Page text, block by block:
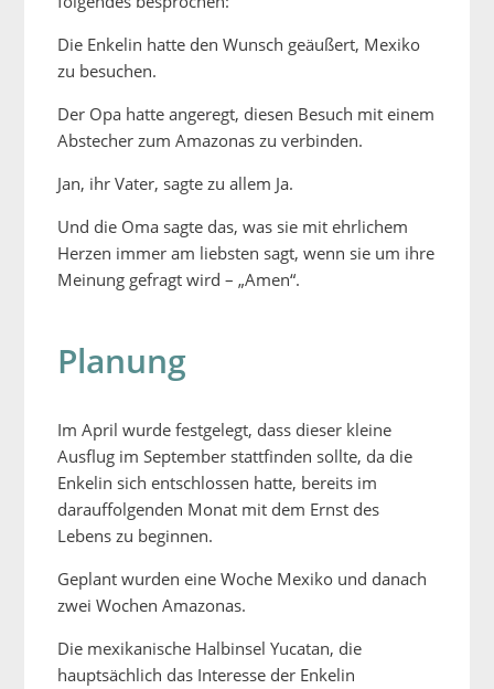
Die Enkelin hatte den Wunsch geäußert, Mexiko
zu besuchen.
Der Opa hatte angeregt, diesen Besuch mit einem
Abstecher zum Amazonas zu verbinden.
Jan, ihr Vater, sagte zu allem Ja.
Und die Oma sagte das, was sie mit ehrlichem
Herzen immer am liebsten sagt, wenn sie um ihre
Meinung gefragt wird – „Amen“.
Planung
Im April wurde festgelegt, dass dieser kleine
Ausflug im September stattfinden sollte, da die
Enkelin sich entschlossen hatte, bereits im
darauffolgenden Monat mit dem Ernst des
Lebens zu beginnen.
Geplant wurden eine Woche Mexiko und danach
zwei Wochen Amazonas.
Die mexikanische Halbinsel Yucatan, die
hauptsächlich das Interesse der Enkelin